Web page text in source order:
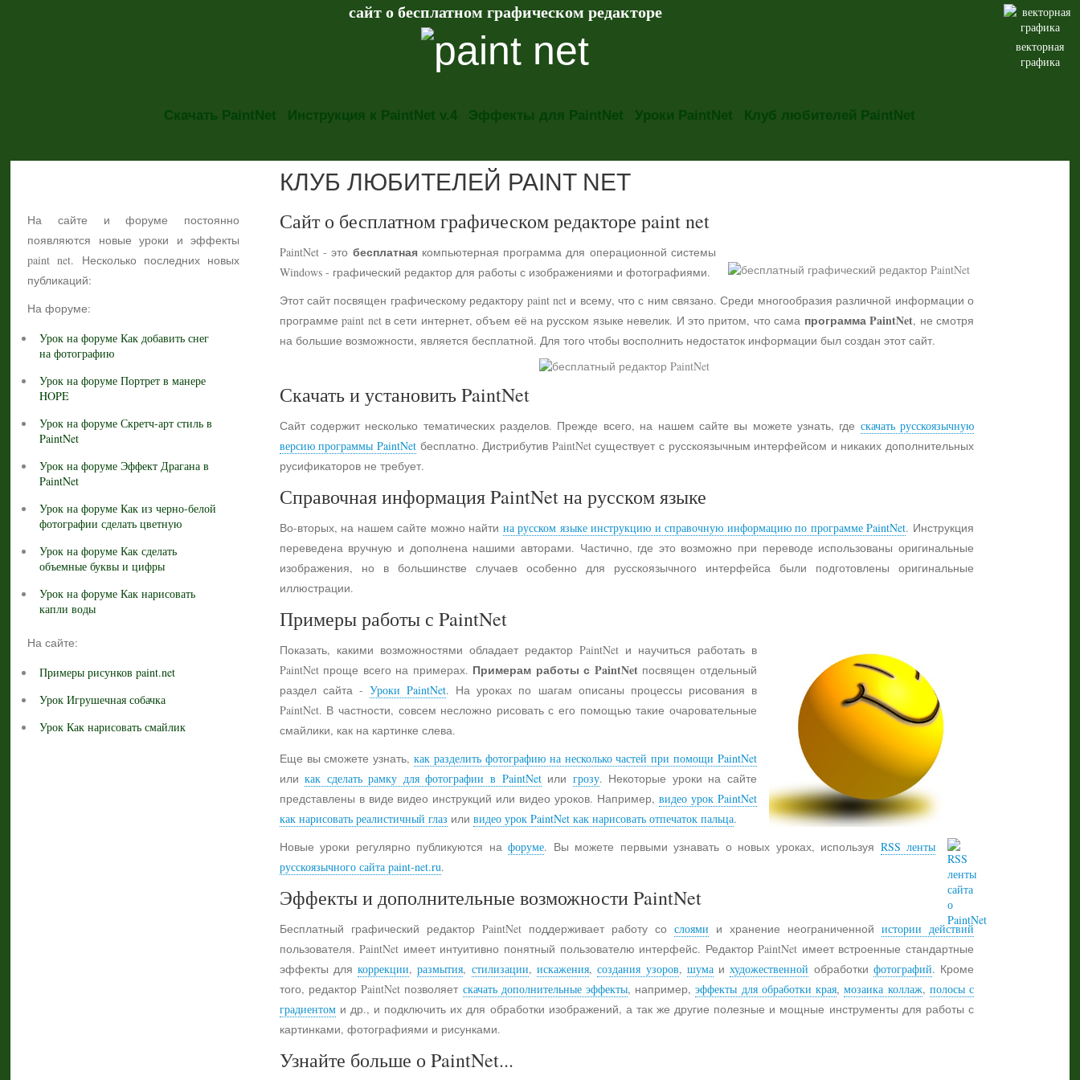
векторная
графика
сайт о бесплатном графическом редакторе
Скачать PaintNet Инструкция к PaintNet v.4 Эффекты для PaintNet Уроки PaintNet Клуб любителей PaintNet
На сайте и форуме постоянно
появляются новые уроки и эффекты
paint net. Несколько последних новых
публикаций:
На форуме:
Урок на форуме Как добавить снег
на фотографию
Урок на форуме Портрет в манере
HOPE
Урок на форуме Скретч-арт стиль в
PaintNet
Урок на форуме Эффект Драгана в
PaintNet
Урок на форуме Как из черно-белой
фотографии сделать цветную
Урок на форуме Как сделать
объемные буквы и цифры
Урок на форуме Как нарисовать
капли воды
На сайте:
Примеры рисунков paint.net
Урок Игрушечная собачка
Урок Как нарисовать смайлик
КЛУБ ЛЮБИТЕЛЕЙ PAINT NET
Сайт о бесплатном графическом редакторе paint net
PaintNet - это бесплатнаякомпьютерная программа для операционной системы
Windows - графический редактор для работы с изображениями и фотографиями.
Этот сайт посвящен графическому редактору paint net и всему, что с ним связано. Среди многообразия различной информации о
программе paint net в сети интернет, объем её на русском языке невелик. И это притом, что сама программа PaintNet, не смотря
на большие возможности, является бесплатной. Для того чтобы восполнить недостаток информации был создан этот сайт.
Скачать и установить PaintNet
Сайт содержит несколько тематических разделов. Прежде всего, на нашем сайте вы можете узнать, где скачать русскоязычную
версию программы PaintNetбесплатно. Дистрибутив PaintNet существует с русскоязычным интерфейсом и никаких дополнительных
русификаторов не требует.
Справочная информация PaintNet на русском языке
Во-вторых, на нашем сайте можно найти на русском языке инструкцию и справочную информацию по программе PaintNet. Инструкция
переведена вручную и дополнена нашими авторами. Частично, где это возможно при переводе использованы оригинальные
изображения, но в большинстве случаев особенно для русскоязычного интерфейса были подготовлены оригинальные
иллюстрации.
Примеры работы с PaintNet
Показать, какими возможностями обладает редактор PaintNet и научиться работать в
PaintNet проще всего на примерах. Примерам работы с PaintNetпосвящен отдельный
раздел сайта -Уроки PaintNet. На уроках по шагам описаны процессы рисования в
PaintNet. В частности, совсем несложно рисовать с его помощью такие очаровательные
смайлики, как на картинке слева.
Еще вы сможете узнать,как разделить фотографию на несколько частей при помощи PaintNet
иликак сделать рамку для фотографии в PaintNetили грозу. Некоторые уроки на сайте
представлены в виде видео инструкций или видео уроков. Например,видео урок PaintNet
как нарисовать реалистичный глаз или видео урок PaintNet как нарисовать отпечаток пальца.
Новые уроки регулярно публикуются нафоруме. Вы можете первыми узнавать о новых уроках, используя RSS ленты
русскоязычного сайта paint-net.ru.
Эффекты и дополнительные возможности PaintNet
Бесплатный графический редактор PaintNet поддерживает работу со слоями и хранение неограниченной истории действий
пользователя. PaintNet имеет интуитивно понятный пользователю интерфейс. Редактор PaintNet имеет встроенные стандартные
эффекты длякоррекции,размытия, стилизации, искажения,создания узоров, шумаихудожественной обработки фотографий. Кроме
того, редактор PaintNet позволяет скачать дополнительные эффекты, например,эффекты для обработки края,мозаика коллаж, полосы с
градиентоми др., и подключить их для обработки изображений, а так же другие полезные и мощные инструменты для работы с
картинками, фотографиями и рисунками.
Узнайте больше о PaintNet...